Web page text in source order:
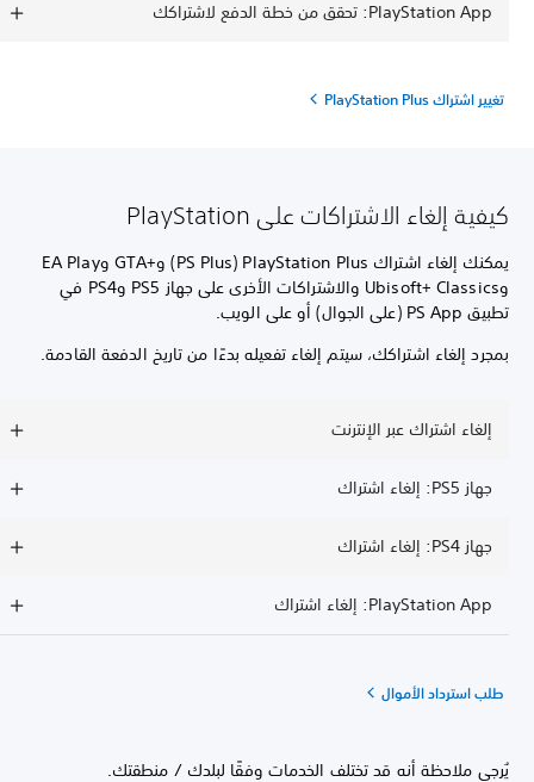
PlayStation App: تحقق من خطة الدفع لاشتراكك
تغيير اشتراك PlayStation Plus
كيفية إلغاء الاشتراكات على PlayStation
يمكنك إلغاء اشتراك PlayStation Plus ‏(PS Plus) وGTA+‎ وEA Play
وUbisoft+ Classics والاشتراكات الأخرى على جهاز PS5 وPS4 في
تطبيق PS App (على الجوال) أو على الويب.
بمجرد إلغاء اشتراكك، سيتم إلغاء تفعيله بدءًا من تاريخ الدفعة القادمة.
إلغاء اشتراك عبر الإنترنت
جهاز PS5: إلغاء اشتراك
جهاز PS4: إلغاء اشتراك
PlayStation App: إلغاء اشتراك
طلب استرداد الأموال
يُرجى ملاحظة أنه قد تختلف الخدمات وفقًا لبلدك / منطقتك.